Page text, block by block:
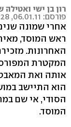
רון בן ישי ואטילה
פורסם: 06.01.11, 21:28
אחרי שמונה
ראש המוסד,
האחרונות.
המקטרת
אותה ואת
הוא התיישב
הסודי, אי שם
המוסד.